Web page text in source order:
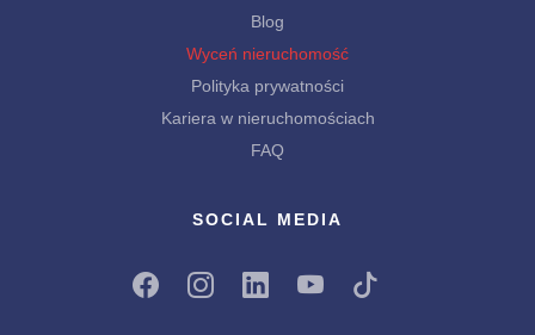
Blog
Wyceń nieruchomość
Polityka prywatności
Kariera w nieruchomościach
FAQ
SOCIAL MEDIA